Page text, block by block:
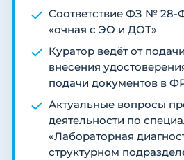
Соответствие ФЗ №
«очная с ЭО и ДОТ»
Куратор ведёт от
внесения
подачи документов в
Актуальные вопросы
деятельности по
«Лабораторная
структурном